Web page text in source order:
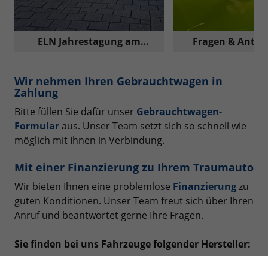
ELN Jahrestagung am
Fragen &
Wir nehmen Ihren Gebrauchtwagen in
Zahlung
Bitte füllen Sie dafür unser Gebrauchtwagen-
Formular aus. Unser Team setzt sich so schnell wie
möglich mit Ihnen in Verbindung.
Mit einer Finanzierung zu Ihrem Traumauto
Wir bieten Ihnen eine problemlose Finanzierungzu
guten Konditionen. Unser Team freut sich über Ihren
Anruf und beantwortet gerne Ihre Fragen.
Sie finden bei uns Fahrzeuge folgender Hersteller: